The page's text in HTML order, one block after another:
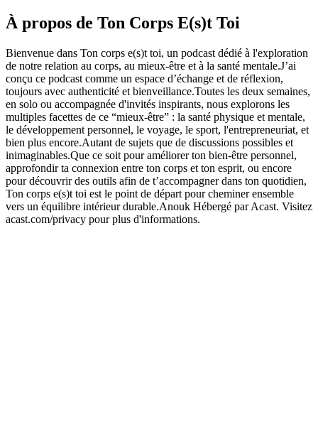
À propos de Ton Corps E(s)t Toi
Bienvenue dans Ton corps e(s)t toi, un podcast dédié à l'exploration
de notre relation au corps, au mieux-être et à la santé mentale.J’ai
conçu ce podcast comme un espace d’échange et de réflexion,
toujours avec authenticité et bienveillance.Toutes les deux semaines,
en solo ou accompagnée d'invités inspirants, nous explorons les
multiples facettes de ce “mieux-être” : la santé physique et mentale,
le développement personnel, le voyage, le sport, l'entrepreneuriat, et
bien plus encore.Autant de sujets que de discussions possibles et
inimaginables.Que ce soit pour améliorer ton bien-être personnel,
approfondir ta connexion entre ton corps et ton esprit, ou encore
pour découvrir des outils afin de t’accompagner dans ton quotidien,
Ton corps e(s)t toi est le point de départ pour cheminer ensemble
vers un équilibre intérieur durable.Anouk Hébergé par Acast. Visitez
acast.com/privacy pour plus d'informations.